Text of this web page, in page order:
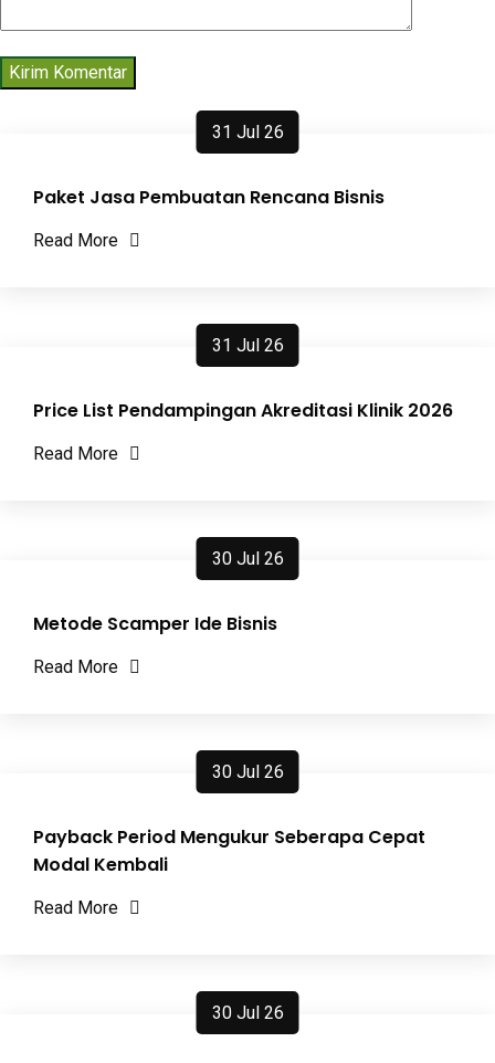
31 Jul 26
Paket Jasa Pembuatan Rencana Bisnis
Read More
31 Jul 26
Price List Pendampingan Akreditasi Klinik 2026
Read More
30 Jul 26
Metode Scamper Ide Bisnis
Read More
30 Jul 26
Payback Period Mengukur Seberapa Cepat
Modal Kembali
Read More
30 Jul 26